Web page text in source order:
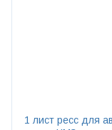
1 лист ресс для